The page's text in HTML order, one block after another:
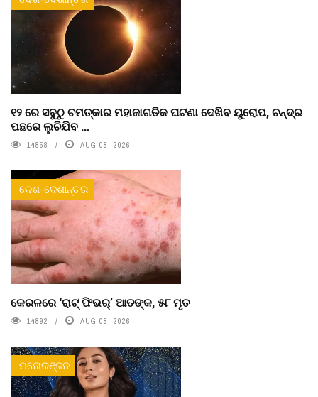
୧୨ ରେ ସବୁଠୁ ଚମତ୍କାର ମହାଜାଗତିକ ଘଟଣା ଦେଖିବ ୟୁରୋପ, ଚନ୍ଦ୍ର
ପଛରେ ଲୁଚିଯିବ ...
14858 AUG 08, 2026
ଦେଶ-ଦେଶାନ୍ତର
କେରଳରେ ‘ରାଟ୍ ଫିଭର୍’ ଆତଙ୍କ, ୫୮ ମୃତ
14892 AUG 08, 2026
ମନୋରଞ୍ଜନ